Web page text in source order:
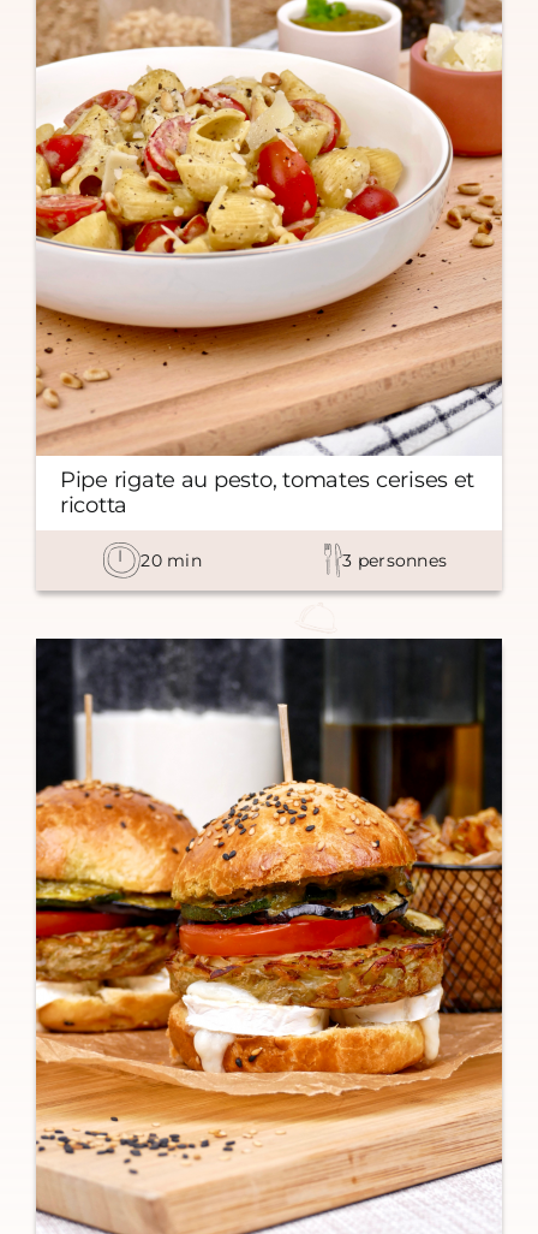
Pipe rigate au pesto, tomates cerises et
ricotta
20min 3 personnes